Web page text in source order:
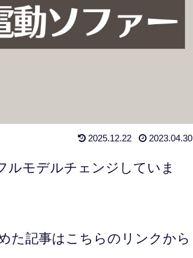
2025.12.22 2023.04.30
ルモデルチェンジしていま
た記事はこちらのリンクから